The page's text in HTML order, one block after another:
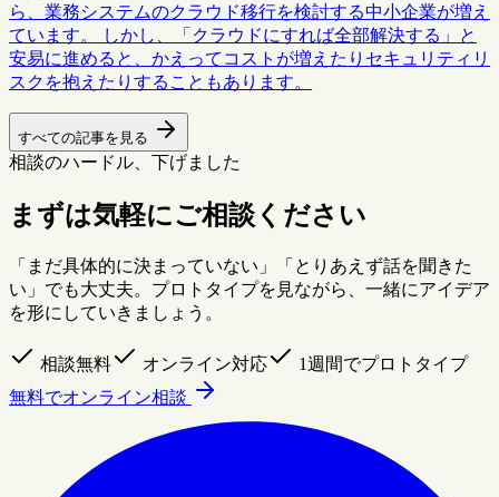
ら、業務システムのクラウド移行を検討する中小企業が増え
ています。 しかし、「クラウドにすれば全部解決する」と
安易に進めると、かえってコストが増えたりセキュリティリ
スクを抱えたりすることもあります。
すべての記事を見る
相談のハードル、下げました
まずは気軽にご相談ください
「まだ具体的に決まっていない」「とりあえず話を聞きた
い」でも大丈夫。プロトタイプを見ながら、一緒にアイデア
を形にしていきましょう。
相談無料 オンライン対応
1週間でプロトタイプ
無料でオンライン相談